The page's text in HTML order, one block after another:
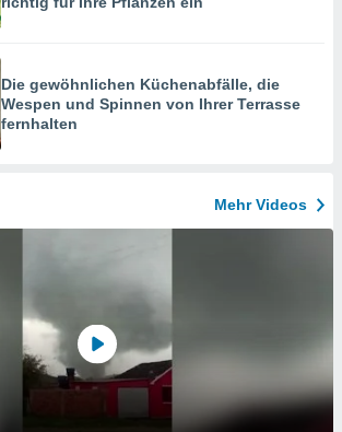
Die gewöhnlichen Küchenabfälle, die
Wespen und Spinnen von Ihrer Terrasse
fernhalten
Mehr Videos